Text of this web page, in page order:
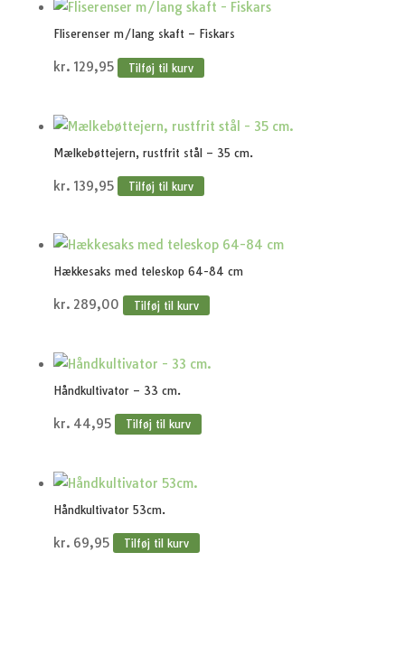
Fliserenser m/lang skaft – Fiskars
kr. 129,95 Tilføj til kurv
Mælkebøttejern, rustfrit stål – 35 cm.
kr. 139,95 Tilføj til kurv
Hækkesaks med teleskop 64-84 cm
kr. 289,00 Tilføj til kurv
Håndkultivator – 33 cm.
kr. 44,95 Tilføj til kurv
Håndkultivator 53cm.
kr. 69,95 Tilføj til kurv